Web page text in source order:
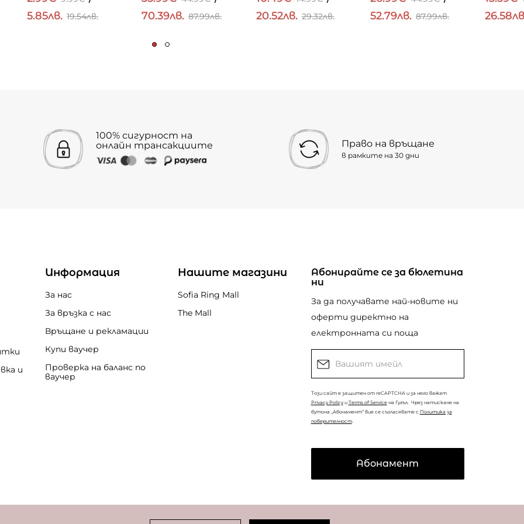
5.85лв. 19.54лв.
70.39лв. 87.99лв.
20.52лв. 29.32лв.
52.79лв. 87.99лв.
100% сигурност на
онлайн трансакциите
Право на връщане
в рамките на 30 дни
и
Информация
За нас
За връзка с нас
Връщане и рекламации
Купи ваучер
Проверка на баланс по
ваучер
Нашите магазини
Sofia Ring Mall
The Mall
Абонирайте се за бюлетина
ни
За да получавате най-новите ни
оферти директно на
електронната си поща
Този сайт е защитен от reCAPTCHA и за него важат
Privacy Policyи Terms of Serviceна Гугъл. Чрез натискане на
бутона „Абонамент“ вие се съгласявате с Политика за
поверителност.
Абонамент
© CopyrightCoolclub